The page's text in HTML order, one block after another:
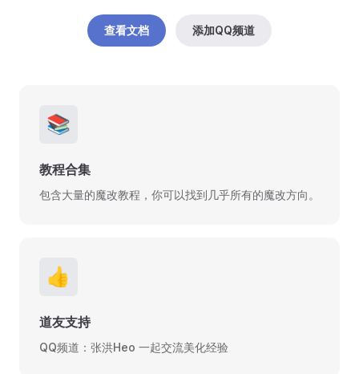
查看文档 添加QQ频道
📚
教程合集
包含大量的魔改教程，你可以找到几乎所有的魔改方向。
👍
道友支持
QQ频道：张洪Heo 一起交流美化经验